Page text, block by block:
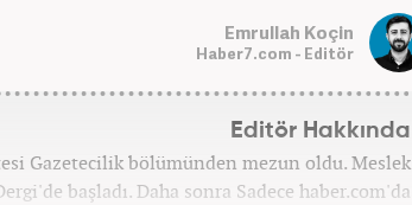
Emrullah Koçin
Haber7.com - Editör
Editör Hakkında
Gazetecilik bölümünden mezun oldu. Meslek
başladı. Daha sonra Sadece haber.com'da